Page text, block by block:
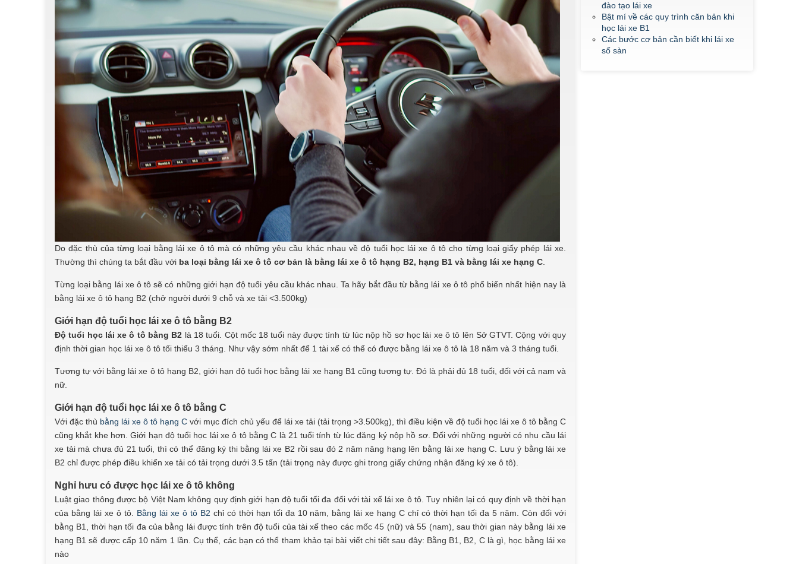
Do đặc thù của từng loại bằng lái xe ô tô mà có những yêu cầu khác nhau về độ tuổi học lái xe ô tô cho từng loại giấy phép lái xe.
Thường thì chúng ta bắt đầu với ba loại bằng lái xe ô tô cơ bản là bằng lái xe ô tô hạng B2, hạng B1 và bằng lái xe hạng C
Từng loại bằng lái xe ô tô sẽ có những giới hạn độ tuổi yêu cầu khác nhau. Ta hãy bắt đầu từ bằng lái xe ô tô phổ biến nhất hiện nay là
bằng lái xe ô tô hạng B2 (chở người dưới 9 chỗ và xe tải <3.500kg)
Giới hạn độ tuổi học lái xe ô tô bằng B2
Độ tuổi học lái xe ô tô bằng B2 là 18 tuổi. Cột mốc 18 tuổi này được tính từ lúc nộp hồ sơ học lái xe ô tô lên Sở GTVT. Cộng với quy
định thời gian học lái xe ô tô tối thiểu 3 tháng. Như vậy sớm nhất để 1 tài xế có thể có được bằng lái xe ô tô là 18 năm và 3 tháng tuổi.
Tương tự với bằng lái xe ô tô hạng B2, giới hạn độ tuổi học bằng lái xe hạng B1 cũng tương tự. Đó là phải đủ 18 tuổi, đối với cả nam và
nữ.
Giới hạn độ tuổi học lái xe ô tô bằng C
Với đặc thù bằng lái xe ô tô hạng C với mục đích chủ yếu để lái xe tải (tải trọng >3.500kg), thì điều kiện về độ tuổi học lái xe ô tô bằng C
cũng khắt khe hơn. Giới hạn độ tuổi học lái xe ô tô bằng C là 21 tuổi tính từ lúc đăng ký nộp hồ sơ. Đối với những người có nhu cầu lái
xe tải mà chưa đủ 21 tuổi, thì có thể đăng ký thi bằng lái xe B2 rồi sau đó 2 năm nâng hạng lên bằng lái xe hạng C. Lưu ý bằng lái xe
B2 chỉ được phép điều khiển xe tải có tải trọng dưới 3.5 tấn (tải trọng này được ghi trong giấy chứng nhận đăng ký xe ô tô).
Nghỉ hưu có được học lái xe ô tô không
Luật giao thông được bộ Việt Nam không quy định giới hạn độ tuổi tối đa đối với tài xế lái xe ô tô. Tuy nhiên lại có quy định về thời hạn
của bằng lái xe ô tô. Bằng lái xe ô tô B2 chỉ có thời hạn tối đa 10 năm, bằng lái xe hạng C chỉ có thời hạn tối đa 5 năm. Còn đối với
bằng B1, thời hạn tối đa của bằng lái được tính trên độ tuổi của tài xế theo các mốc 45 (nữ) và 55 (nam), sau thời gian này bằng lái xe
hạng B1 sẽ được cấp 10 năm 1 lần. Cụ thể, các bạn có thể tham khảo tại bài viết chi tiết sau đây: Bằng B1, B2, C là gì, học bằng lái xe
nào
đào tạo lái xe
Bật mí về các quy trình căn bản khi
học lái xe B1
Các bước cơ bản cần biết khi lái xe
số sàn